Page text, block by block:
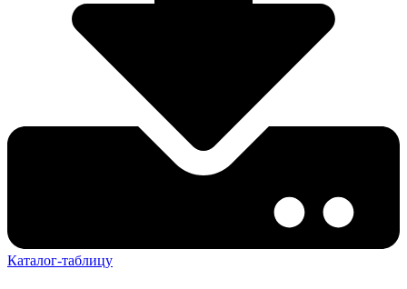
Каталог-таблицу